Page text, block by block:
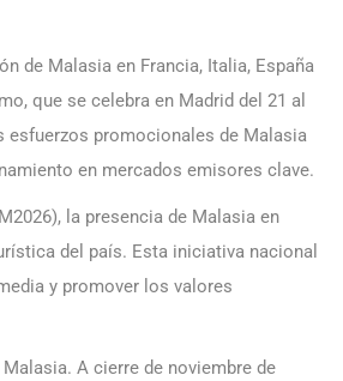
de Malasia en Francia, Italia, España
que se celebra en Madrid del 21 al
esfuerzos promocionales de Malasia
en mercados emisores clave.
la presencia de Malasia en
del país. Esta iniciativa nacional
y promover los valores
A cierre de noviembre de